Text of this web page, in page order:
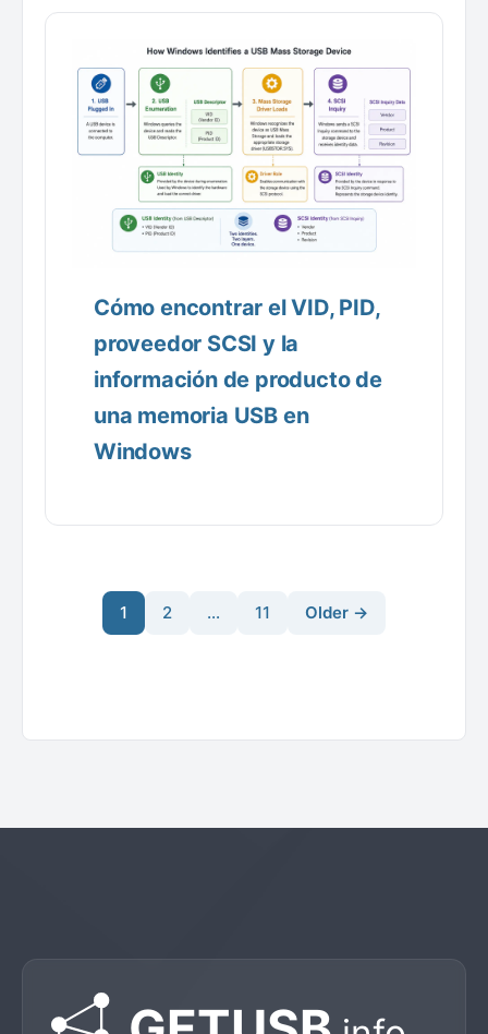
Cómo encontrar el VID, PID,
proveedor SCSI y la
información de producto de
una memoria USB en
Windows
1 2 … 11 Older →